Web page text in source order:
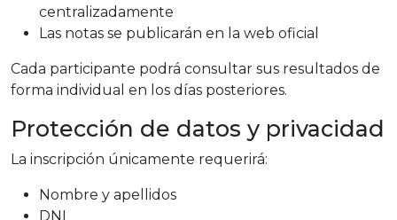
centralizadamente
Las notas se publicarán en la web oficial
Cada participante podrá consultar sus resultados de
forma individual en los días posteriores.
Protección de datos y privacidad
La inscripción únicamente requerirá:
Nombre y apellidos
DNI